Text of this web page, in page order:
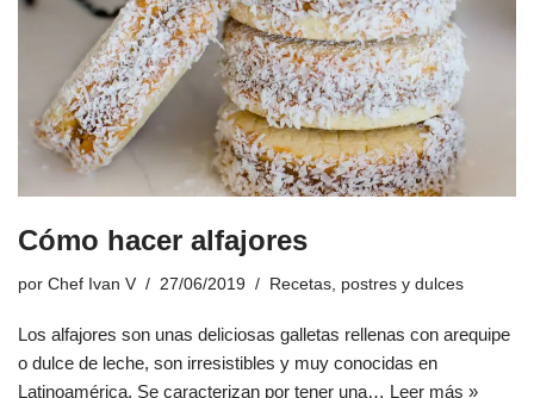
Cómo hacer alfajores
por Chef Ivan V 27/06/2019 Recetas, postres y dulces
Los alfajores son unas deliciosas galletas rellenas con arequipe
o dulce de leche, son irresistibles y muy conocidas en
Latinoamérica. Se caracterizan por tener una… Leer más »